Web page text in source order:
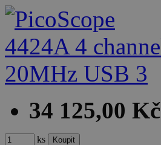
34 125,00 Kč
ks